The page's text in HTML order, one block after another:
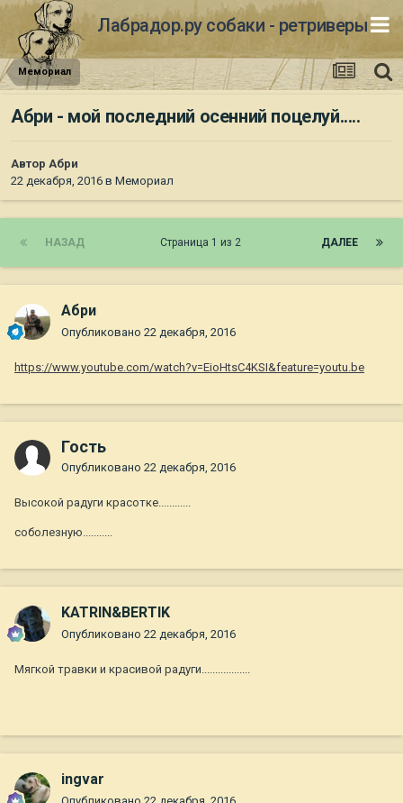
Лабрадор.ру собаки - ретриверы
Мемориал
Абри - мой последний осенний поцелуй.....
Автор Абри
22 декабря, 2016 в Мемориал
НАЗАД ДАЛЕЕ
Страница 1 из 2
Абри
Опубликовано 22 декабря, 2016
https://www.youtube.com/watch?v=EioHtsC4KSI&feature=youtu.be
Гость
Опубликовано 22 декабря, 2016
Высокой радуги красотке............
соболезную...........
KATRIN&BERTIK
Опубликовано 22 декабря, 2016
Мягкой травки и красивой радуги..................
ingvar